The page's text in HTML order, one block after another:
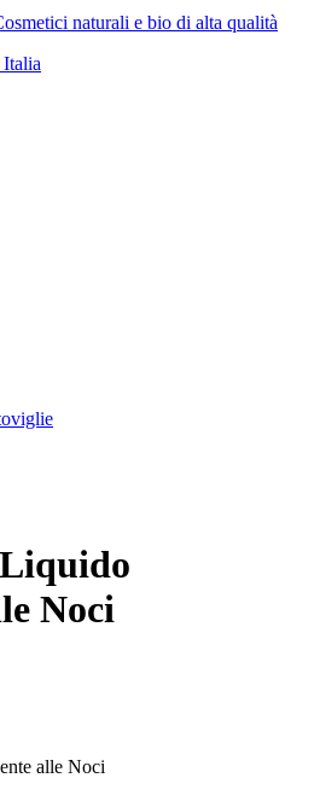
naturali e bio di alta qualità
Noci
alle Noci